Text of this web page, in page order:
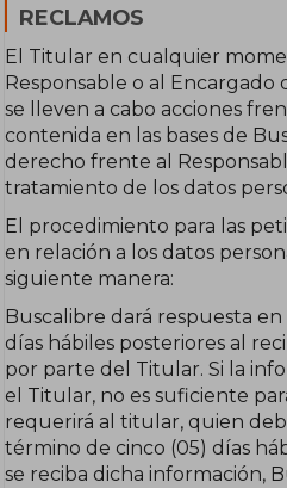
RECLAMOS
El Titular en cualquier
Responsable o al
se lleven a cabo acciones
contenida en las bases de
derecho frente al
tratamiento de los datos
El procedimiento para las
en relación a los datos
siguiente manera:
Buscalibre dará respuesta
días hábiles posteriores al
por parte del Titular. Si la
el Titular, no es suficiente
requerirá al titular, quien
término de cinco (05) días
se reciba dicha información,